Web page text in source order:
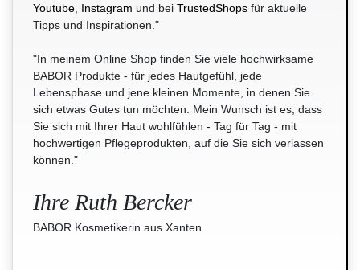
Youtube Instagram und bei TrustedShops für aktuelle
Tipps und Inspirationen."
"In meinem Online Shop finden Sie viele hochwirksame
BABOR Produkte - für jedes Hautgefühl, jede
Lebensphase und jene kleinen Momente, in denen Sie
sich etwas Gutes tun möchten. Mein Wunsch ist es, dass
Sie sich mit Ihrer Haut wohlfühlen - Tag für Tag - mit
hochwertigen Pflegeprodukten, auf die Sie sich verlassen
können."
Ihre Ruth Bercker
BABOR Kosmetikerin aus Xanten